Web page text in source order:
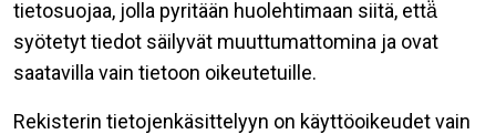
tietosuojaa, jolla pyritään huolehtimaan siitä, että̈
syötetyt tiedot säilyvät muuttumattomina ja ovat
saatavilla vain tietoon oikeutetuille.
Rekisterin tietojenkäsittelyyn on käyttöoikeudet vain